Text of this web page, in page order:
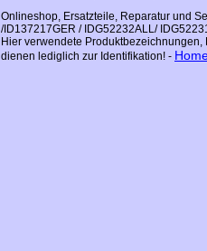
Onlineshop, Ersatzteile, Reparatur und
/ID137217GER / IDG52232ALL/
Hier verwendete
dienen lediglich zur Identifikation! -